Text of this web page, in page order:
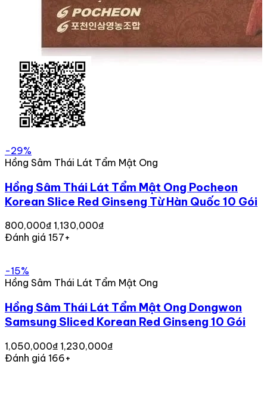
Hồng Sâm Thái Lát Tẩm Mật Ong
Hồng Sâm Lát Tẩm Mật Ong Sobaek Korea
Redginseng Honeyed Slice Hũ Nhựa Từ Hàn
Quốc 200g
30,000₫
Đánh giá 162+